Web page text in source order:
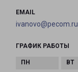
EMAIL
ivanovo@pecom.ru
ГРАФИК РАБОТЫ